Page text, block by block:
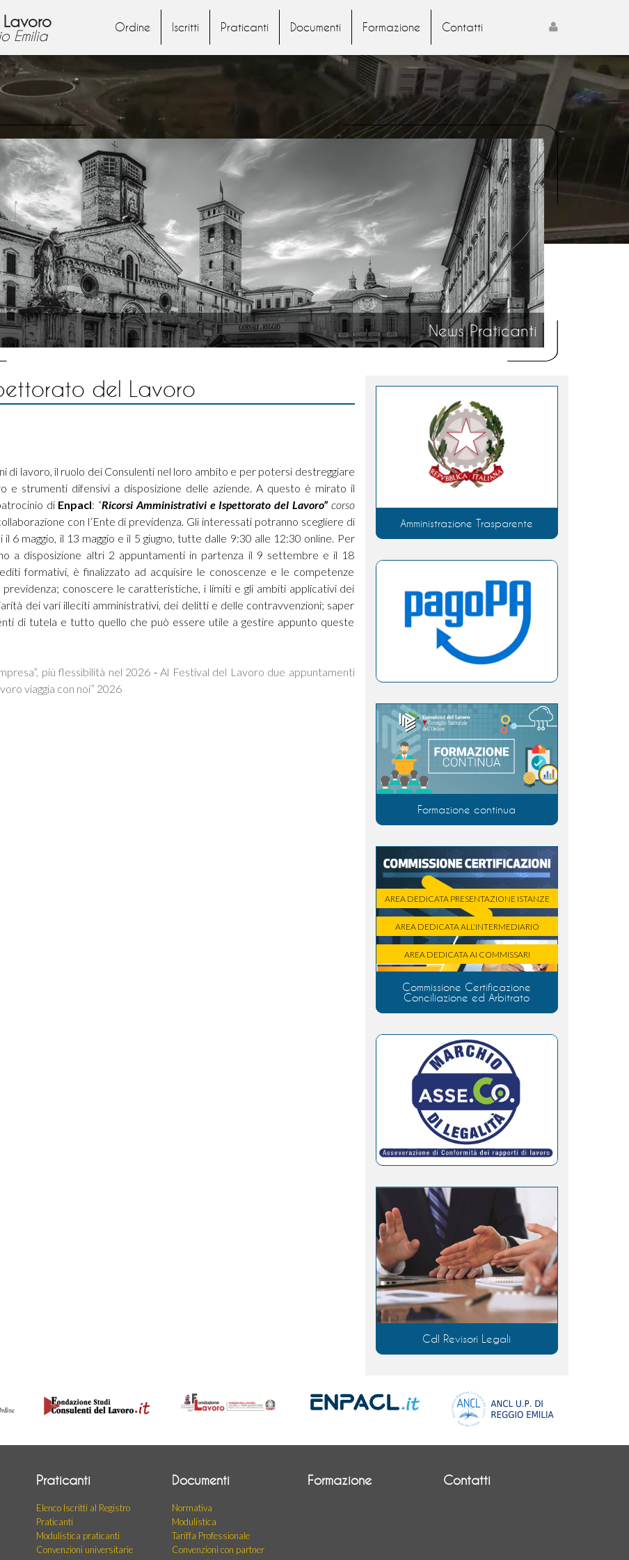
Emilia
Ordine Iscritti Praticanti Documenti Formazione Contatti
News Praticanti
del Lavoro
di lavoro, il ruolo dei Consulenti nel loro ambito e per potersi destreggiare
e strumenti difensivi a disposizione delle aziende. A questo è mirato il
di Enpacl: “Ricorsi Amministrativi e Ispettorato del Lavoro” corso
con l’Ente di previdenza. Gli interessati potranno scegliere di
6 maggio, il 13 maggio e il 5 giugno, tutte dalle 9:30 alle 12:30 online. Per
a disposizione altri 2 appuntamenti in partenza il 9 settembre e il 18
formativi, è finalizzato ad acquisire le conoscenze e le competenze
conoscere le caratteristiche, i limiti e gli ambiti applicativi dei
dei vari illeciti amministrativi, dei delitti e delle contravvenzioni; saper
di tutela e tutto quello che può essere utile a gestire appunto queste
più flessibilità nel 2026 - Al Festival del Lavoro due appuntamenti
viaggia con noi” 2026
Amministrazione Trasparente
Formazione continua
AREA DEDICATA PRESENTAZIONE ISTANZE
AREA DEDICATA ALL'INTERMEDIARIO
AREA DEDICATA AI COMMISSARI
Commissione Certificazione
Conciliazione ed Arbitrato
Cdl Revisori Legali
Praticanti
Elenco Iscritti al Registro
Praticanti
Modulistica praticanti
Convenzioni universitarie
Documenti
Normativa
Modulistica
Tariffa Professionale
Convenzioni con partner
Formazione Contatti